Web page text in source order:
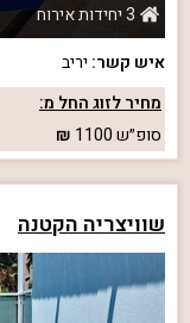
3 יחידות אירוח
איש קשר: יריב
מחיר לזוג החל מ:
סופ״ש1100
שוויצריה הקטנה